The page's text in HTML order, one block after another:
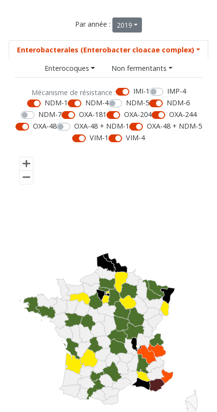
Par année : 2019
Enterobacterales (Enterobacter cloacae complex)
Enterocoques
Non fermentants
Mécanisme de résistance : IMI-1
IMP-4
NDM-1
NDM-4 NDM-5
NDM-6
NDM-7
OXA-181 OXA-204
OXA-244
OXA-48
OXA-48 + NDM-1
OXA-48 + NDM-5
VIM-1
VIM-4